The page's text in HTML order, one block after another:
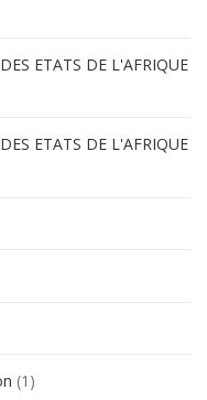
ETATS DE L'AFRIQUE
ETATS DE L'AFRIQUE
(1)